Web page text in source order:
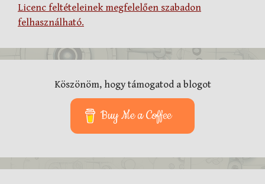
Licenc feltételeinek megfelelően szabadon
felhasználható.
Köszönöm, hogy támogatod a blogot
Buy Me a Coffee